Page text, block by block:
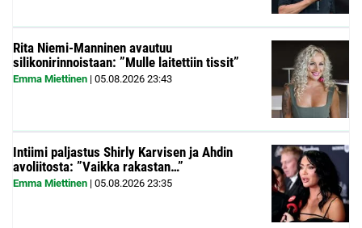
Rita Niemi-Manninen avautuu
silikonirinnoistaan: ”Mulle laitettiin tissit”
Emma Miettinen | 05.08.2026 23:43
Intiimi paljastus Shirly Karvisen ja Ahdin
avoliitosta: ”Vaikka rakastan…”
Emma Miettinen | 05.08.2026 23:35